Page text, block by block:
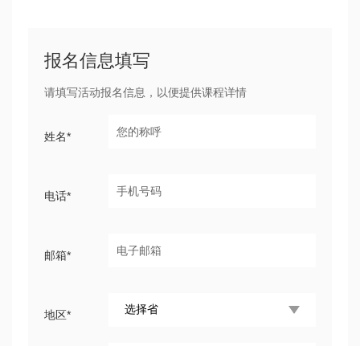
报名信息填写
请填写活动报名信息，以便提供课程详情
姓名*
电话*
邮箱*
地区*